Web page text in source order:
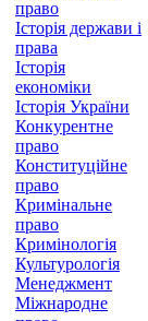
право
Історія держави і
права
Історія
економіки
Історія України
Конкурентне
право
Конституційне
право
Кримінальне
право
Кримінологія
Культурологія
Менеджмент
Міжнародне